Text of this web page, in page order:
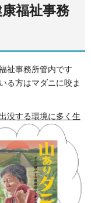
福祉事務
祉事務所管内です
る方はマダニに咬ま
没する環境に多く生